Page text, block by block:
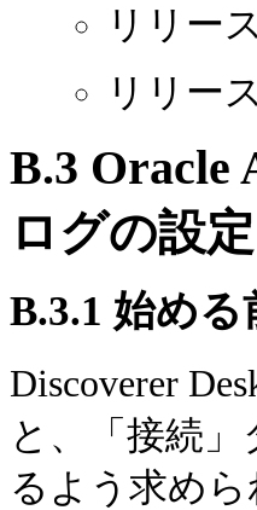
リリー
リリー
B.3 Oracle
ログの設定
B.3.1 始める
Discoverer
と、
「接続
るよう求め